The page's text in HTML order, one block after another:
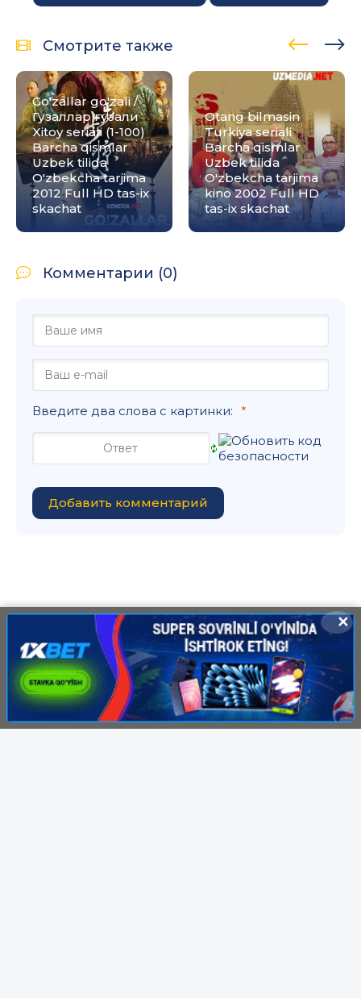
Смотрите также
Go'zallar go'zali /
Гузаллар гузали
Xitoy seriali (1-100)
Barcha qismlar
Uzbek tilida
O'zbekcha tarjima
2012 Full HD tas-ix
skachat
Otang bilmasin
Turkiya seriali
Barcha qismlar
Uzbek tilida
O'zbekcha tarjima
kino 2002 Full HD
tas-ix skachat
Комментарии (0)
Введите два слова с картинки:
Добавить комментарий
✕